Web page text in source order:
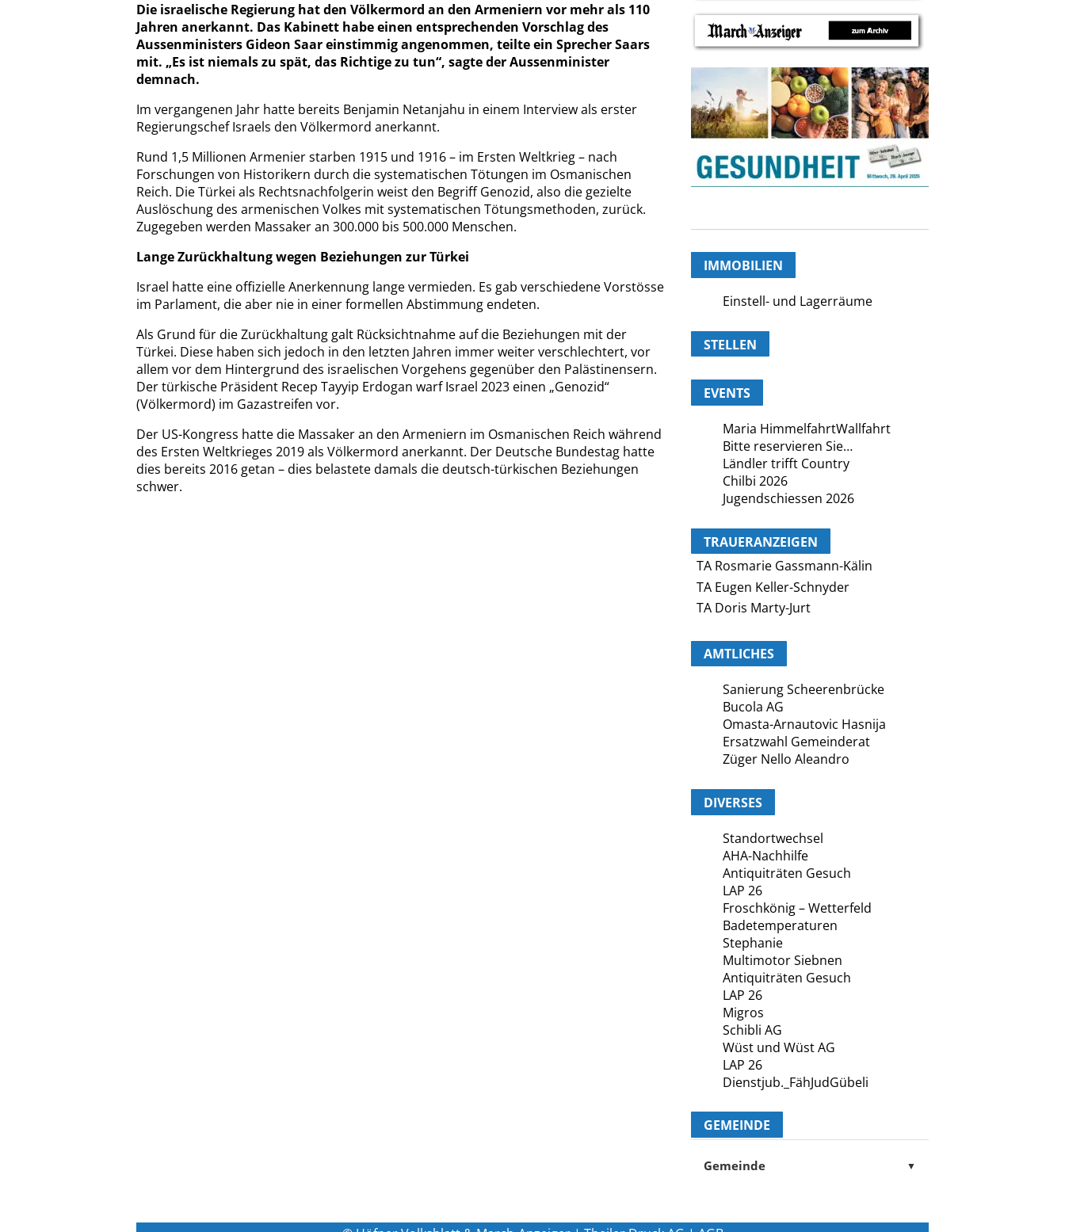
Die israelische Regierung hat den Völkermord an den Armeniern vor mehr als 110
Jahren anerkannt. Das Kabinett habe einen entsprechenden Vorschlag des
Aussenministers Gideon Saar einstimmig angenommen, teilte ein Sprecher Saars
mit. „Es ist niemals zu spät, das Richtige zu tun“, sagte der Aussenminister
demnach.
Im vergangenen Jahr hatte bereits Benjamin Netanjahu in einem Interview als erster
Regierungschef Israels den Völkermord anerkannt.
Rund 1,5 Millionen Armenier starben 1915 und 1916 – im Ersten Weltkrieg – nach
Forschungen von Historikern durch die systematischen Tötungen im Osmanischen
Reich. Die Türkei als Rechtsnachfolgerin weist den Begriff Genozid, also die gezielte
Auslöschung des armenischen Volkes mit systematischen Tötungsmethoden, zurück.
Zugegeben werden Massaker an 300.000 bis 500.000 Menschen.
Lange Zurückhaltung wegen Beziehungen zur Türkei
Israel hatte eine offizielle Anerkennung lange vermieden. Es gab verschiedene Vorstösse
im Parlament, die aber nie in einer formellen Abstimmung endeten.
Als Grund für die Zurückhaltung galt Rücksichtnahme auf die Beziehungen mit der
Türkei. Diese haben sich jedoch in den letzten Jahren immer weiter verschlechtert, vor
allem vor dem Hintergrund des israelischen Vorgehens gegenüber den Palästinensern.
Der türkische Präsident Recep Tayyip Erdogan warf Israel 2023 einen „Genozid“
(Völkermord) im Gazastreifen vor.
Der US-Kongress hatte die Massaker an den Armeniern im Osmanischen Reich während
des Ersten Weltkrieges 2019 als Völkermord anerkannt. Der Deutsche Bundestag hatte
dies bereits 2016 getan – dies belastete damals die deutsch-türkischen Beziehungen
schwer.
IMMOBILIEN
Einstell- und Lagerräume
STELLEN
EVENTS
Maria HimmelfahrtWallfahrt
Bitte reservieren Sie…
Ländler trifft Country
Chilbi 2026
Jugendschiessen 2026
TRAUERANZEIGEN
TA Rosmarie Gassmann-Kälin
TA Eugen Keller-Schnyder
TA Doris Marty-Jurt
AMTLICHES
Sanierung Scheerenbrücke
Bucola AG
Omasta-Arnautovic Hasnija
Ersatzwahl Gemeinderat
Züger Nello Aleandro
DIVERSES
Standortwechsel
AHA-Nachhilfe
Antiquiträten Gesuch
LAP 26
Froschkönig – Wetterfeld
Badetemperaturen
Stephanie
Multimotor Siebnen
Antiquiträten Gesuch
LAP 26
Migros
Schibli AG
Wüst und Wüst AG
LAP 26
Dienstjub._FähJudGübeli
GEMEINDE
Gemeinde ▼